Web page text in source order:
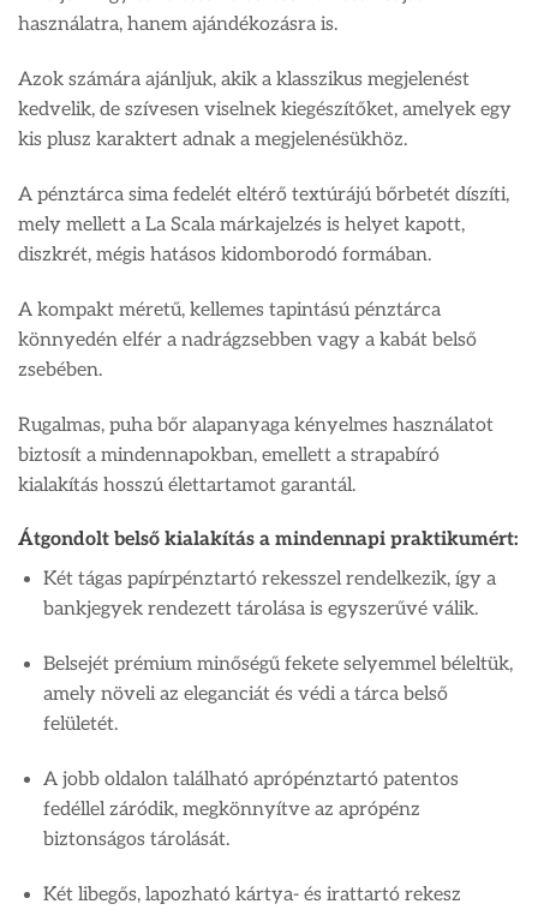
használatra, hanem ajándékozásra is.
Azok számára ajánljuk, akik a klasszikus megjelenést
kedvelik, de szívesen viselnek kiegészítőket, amelyek egy
kis plusz karaktert adnak a megjelenésükhöz.
A pénztárca sima fedelét eltérő textúrájú bőrbetét díszíti,
mely mellett a La Scala márkajelzés is helyet kapott,
diszkrét, mégis hatásos kidomborodó formában.
A kompakt méretű, kellemes tapintású pénztárca
könnyedén elfér a nadrágzsebben vagy a kabát belső
zsebében.
Rugalmas, puha bőr alapanyaga kényelmes használatot
biztosít a mindennapokban, emellett a strapabíró
kialakítás hosszú élettartamot garantál.
Átgondolt belső kialakítás a mindennapi praktikumért:
Két tágas papírpénztartó rekesszel rendelkezik, így a
bankjegyek rendezett tárolása is egyszerűvé válik.
Belsejét prémium minőségű fekete selyemmel béleltük,
amely növeli az eleganciát és védi a tárca belső
felületét.
A jobb oldalon található aprópénztartó patentos
fedéllel záródik, megkönnyítve az aprópénz
biztonságos tárolását.
Két libegős, lapozható kártya- és irattartó rekesz